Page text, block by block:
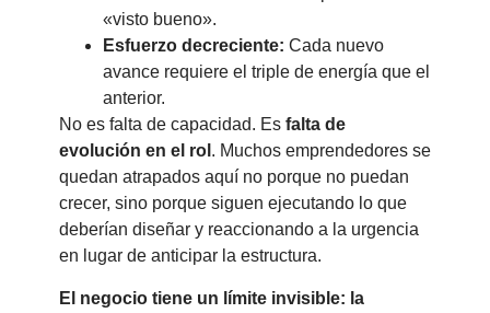
«visto bueno».
Esfuerzo decreciente: Cada nuevo
avance requiere el triple de energía que el
anterior.
No es falta de capacidad. Es falta de
evolución en el rol . Muchos emprendedores se
quedan atrapados aquí no porque no puedan
crecer, sino porque siguen ejecutando lo que
deberían diseñar y reaccionando a la urgencia
en lugar de anticipar la estructura.
El negocio tiene un límite invisible: la